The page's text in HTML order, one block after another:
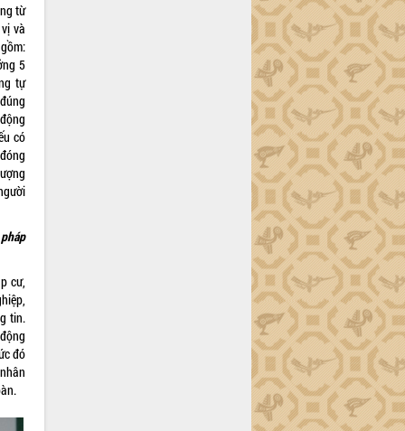
từ
và
5
tự
có
cư,
tin.
đó